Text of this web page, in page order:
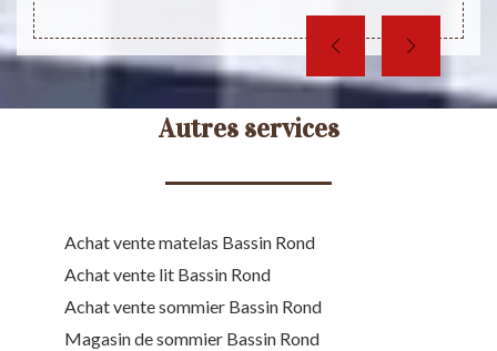
Autres services
Achat vente matelas Bassin Rond
Achat vente lit Bassin Rond
Achat vente sommier Bassin Rond
Magasin de sommier Bassin Rond